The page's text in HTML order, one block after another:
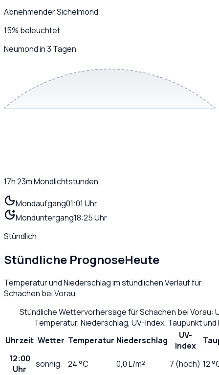
Abnehmender Sichelmond
15% beleuchtet
Neumond in 3 Tagen
17h 23mMondlichtstunden
Mondaufgang01:01 Uhr
Monduntergang18:25 Uhr
Stündlich
Stündliche PrognoseHeute
Temperatur und Niederschlag im stündlichen Verlauf für
Schachen bei Vorau.
Stündliche Wettervorhersage fürSchachen bei Vorau:
Temperatur, Niederschlag, UV-Index, Taupunkt
Uhrzeit Wetter Temperatur Niederschlag
UV-
Index
12:00
Uhr
sonnig 24°C 0,0L/m² 7 (hoch) 12